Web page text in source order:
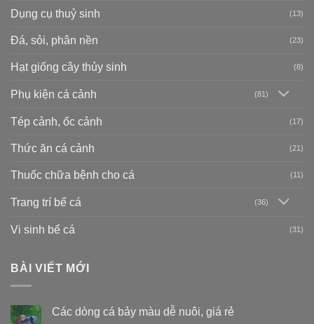
Dụng cụ thuỷ sinh (13)
Đá, sỏi, phân nền (23)
Hạt giống cây thủy sinh (8)
Phụ kiện cá cảnh (81)
Tép cảnh, ốc cảnh (17)
Thức ăn cá cảnh (21)
Thuốc chữa bệnh cho cá (11)
Trang trí bể cá (36)
Vi sinh bể cá (31)
BÀI VIẾT MỚI
Các dòng cá bảy màu dễ nuôi, giá rẻ